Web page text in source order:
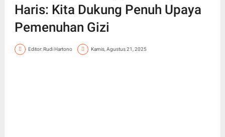
Haris: Kita Dukung Penuh Upaya
Pemenuhan Gizi
Editor: Rudi Hartono Kamis, Agustus 21, 2025